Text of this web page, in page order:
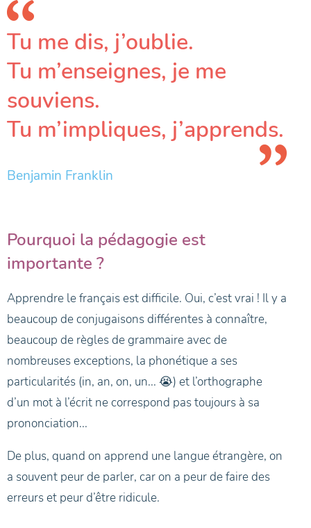
Tu me dis, j’oublie.
Tu m’enseignes, je me
souviens.
Tu m’impliques, j’apprends.
Benjamin Franklin
Pourquoi la pédagogie est
importante ?
Apprendre le français est difficile. Oui, c’est vrai ! Il y a
beaucoup de conjugaisons différentes à connaître,
beaucoup de règles de grammaire avec de
nombreuses exceptions, la phonétique a ses
particularités (in, an, on, un... 😭) et l’orthographe
d’un mot à l’écrit ne correspond pas toujours à sa
prononciation...
De plus, quand on apprend une langue étrangère, on
a souvent peur de parler, car on a peur de faire des
erreurs et peur d’être ridicule.